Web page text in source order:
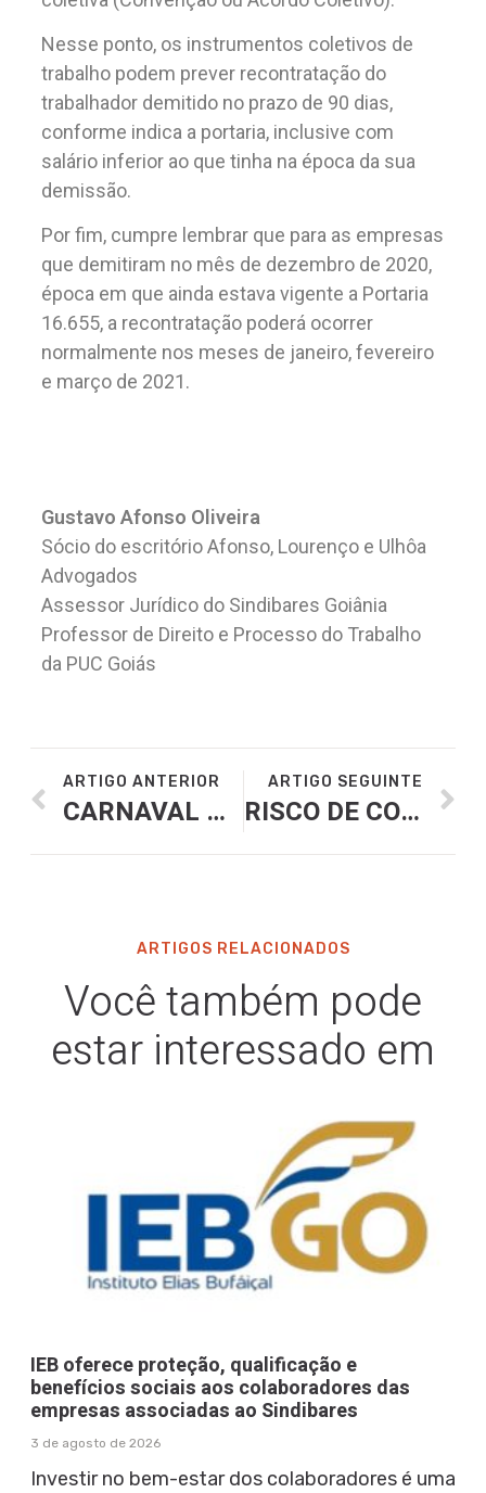
Nesse ponto, os instrumentos coletivos de
trabalho podem prever recontratação do
trabalhador demitido no prazo de 90 dias,
conforme indica a portaria, inclusive com
salário inferior ao que tinha na época da sua
demissão.
Por fim, cumpre lembrar que para as empresas
que demitiram no mês de dezembro de 2020,
época em que ainda estava vigente a Portaria
16.655, a recontratação poderá ocorrer
normalmente nos meses de janeiro, fevereiro
e março de 2021.
Gustavo Afonso Oliveira
Sócio do escritório Afonso, Lourenço e Ulhôa
Advogados
Assessor Jurídico do Sindibares Goiânia
Professor de Direito e Processo do Trabalho
da PUC Goiás
ARTIGO ANTERIOR
CARNAVAL NÃO É FERIADO
ARTIGO SEGUINTE
RISCO DE CONTRAIR COVID EM RESTAURANTES É MUITO BAIXO, DIZ NOVO ESTUDO
ARTIGOS RELACIONADOS
Você também pode
estar interessado em
IEB oferece proteção, qualificação e
benefícios sociais aos colaboradores das
empresas associadas ao Sindibares
3 de agosto de 2026
Investir no bem-estar dos colaboradores é uma